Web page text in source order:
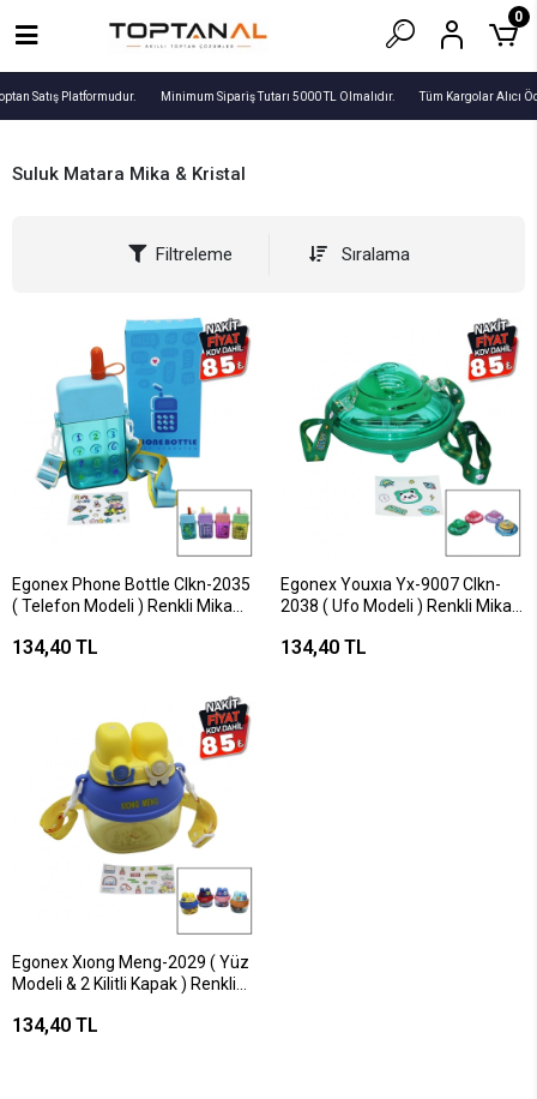
Satış Platformudur. Minimum Sipariş Tutarı 5000 TL Olmalıdır. Tüm Kargolar Alıcı
0
Suluk Matara Mika & Kristal
Filtreleme Sıralama
Egonex Phone Bottle Clkn-2035
( Telefon Modeli ) Renkli Mika
Vidalı Kapak & Askılı 300ml*60
134,40 TL
Egonex Youxıa Yx-9007 Clkn-
2038 ( Ufo Modeli ) Renkli Mika
134,40 TL
Egonex Xıong Meng-2029 ( Yüz
Modeli & 2 Kilitli Kapak ) Renkli
& Naylon Çantalı & Askılı
134,40 TL